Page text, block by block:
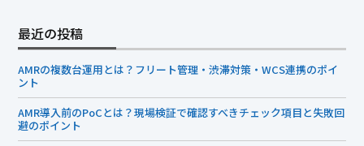
最近の投稿
AMRの複数台運用とは？フリート管理・渋滞対策・WCS連携のポイ
ント
AMR導入前のPoCとは？現場検証で確認すべきチェック項目と失敗回
避のポイント